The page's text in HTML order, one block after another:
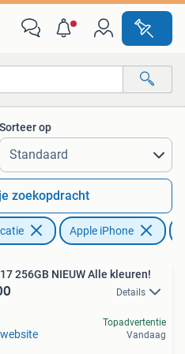
Sorteer op
zoekopdracht
Apple iPhone
256GB NIEUW Alle kleuren!
Details
Topadvertentie
Vandaag